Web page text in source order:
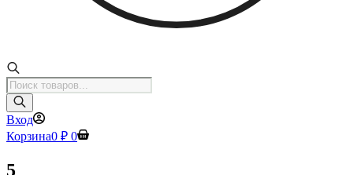
Поиск
товаров
Вход
Корзина0 ₽ 0
5